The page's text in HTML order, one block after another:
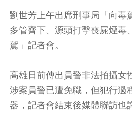
劉世芳上午出席刑事局「向毒
多管齊下、源頭打擊喪屍煙毒
駕」記者會。
高雄日前傳出員警非法拍攝女
涉案員警已遭免職，但犯行過
器，記者會結束後媒體聯訪也